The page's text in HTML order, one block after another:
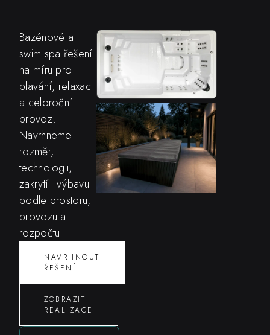
Bazénové a
swim spa řešení
na míru pro
plavání, relaxaci
a celoroční
provoz.
Navrhneme
rozměr,
technologii,
zakrytí i výbavu
podle prostoru,
provozu a
rozpočtu.
NAVRHNOUT
ŘEŠENÍ
ZOBRAZIT
REALIZACE